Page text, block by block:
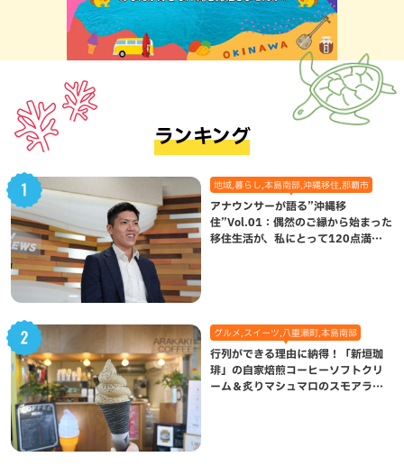
ランキング
地域,暮らし,本島南部,沖縄移住,那覇市
アナウンサーが語る”沖縄移
住”Vol.01：偶然のご縁から始まった
移住生活が、私にとって120点満点
グルメ,スイーツ,八重瀬町,本島南部
行列ができる理由に納得！「新垣珈
琲」の自家焙煎コーヒーソフトクリ
ーム＆炙りマシュマロのスモアラテ